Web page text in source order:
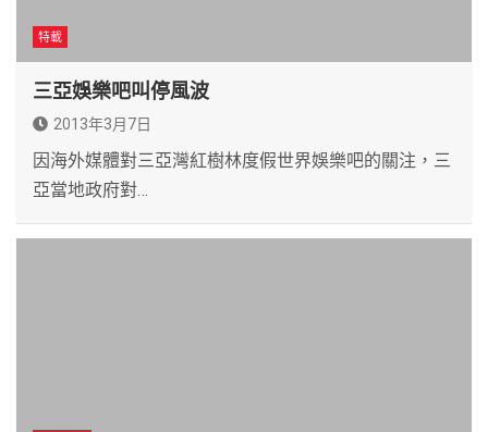
特載
三亞娛樂吧叫停風波
2013年3月7日
因海外媒體對三亞灣紅樹林度假世界娛樂吧的關注，三
亞當地政府對…